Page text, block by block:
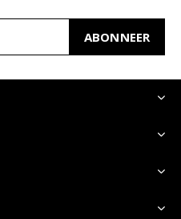
ABONNEER